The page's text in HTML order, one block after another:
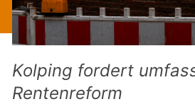
Kolping fordert
Rentenreform